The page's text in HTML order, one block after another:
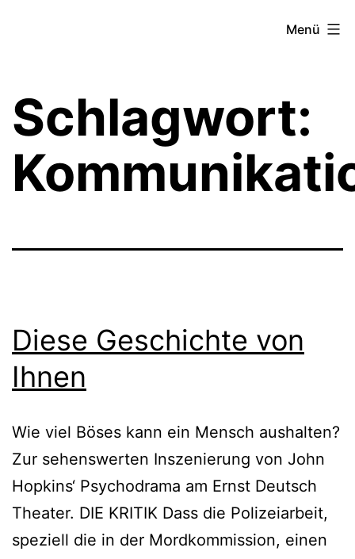
Menü
Schlagwort:
Diese Geschichte von
Ihnen
Wie viel Böses kann ein Mensch aushalten?
Zur sehenswerten Inszenierung von John
Hopkins‘ Psychodrama am Ernst Deutsch
Theater. DIE KRITIK Dass die Polizeiarbeit,
speziell die in der Mordkommission, einen